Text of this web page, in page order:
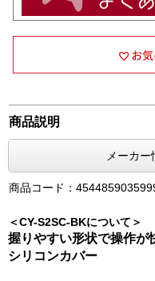
商品説明
メーカー
商品コード：
＜CY-S2SC-BKについて＞
握りやすい形状で操作
シリコンカバー